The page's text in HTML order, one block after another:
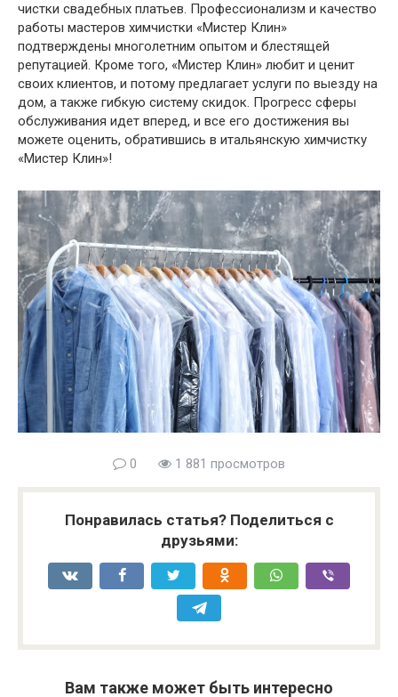
чистки свадебных платьев. Профессионализм и качество
работы мастеров химчистки «Мистер Клин»
подтверждены многолетним опытом и блестящей
репутацией. Кроме того, «Мистер Клин» любит и ценит
своих клиентов, и потому предлагает услуги по выезду на
дом, а также гибкую систему скидок. Прогресс сферы
обслуживания идет вперед, и все его достижения вы
можете оценить, обратившись в итальянскую химчистку
«Мистер Клин»!
0 1 881 просмотров
Понравилась статья? Поделиться с
друзьями:
Вам также может быть интересно